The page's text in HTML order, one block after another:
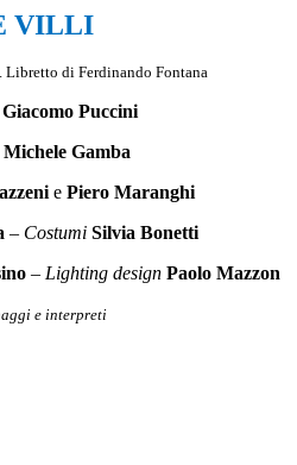
VILLI
Libretto di Ferdinando Fontana
Giacomo Puccini
Michele Gamba
e Piero Maranghi
– CostumiSilvia Bonetti
– Lighting design Paolo Mazzon
e interpreti